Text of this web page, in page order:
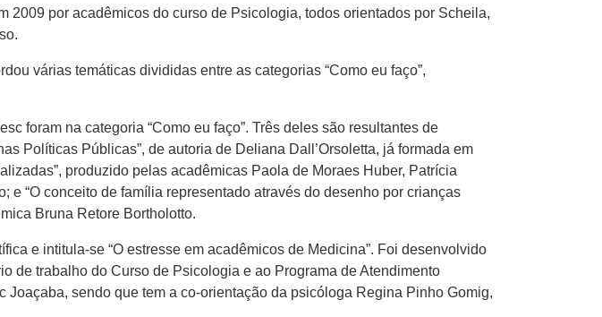
por acadêmicos do curso de Psicologia, todos orientados por Scheila,
várias temáticas divididas entre as categorias “Como eu faço”,
foram na categoria “Como eu faço”. Três deles são resultantes de
Políticas Públicas”, de autoria de Deliana Dall’Orsoletta, já formada em
produzido pelas acadêmicas Paola de Moraes Huber, Patrícia
“O conceito de família representado através do desenho por crianças
Bruna Retore Bortholotto.
e intitula-se “O estresse em acadêmicos de Medicina”. Foi desenvolvido
de trabalho do Curso de Psicologia e ao Programa de Atendimento
sendo que tem a co-orientação da psicóloga Regina Pinho Gomig,